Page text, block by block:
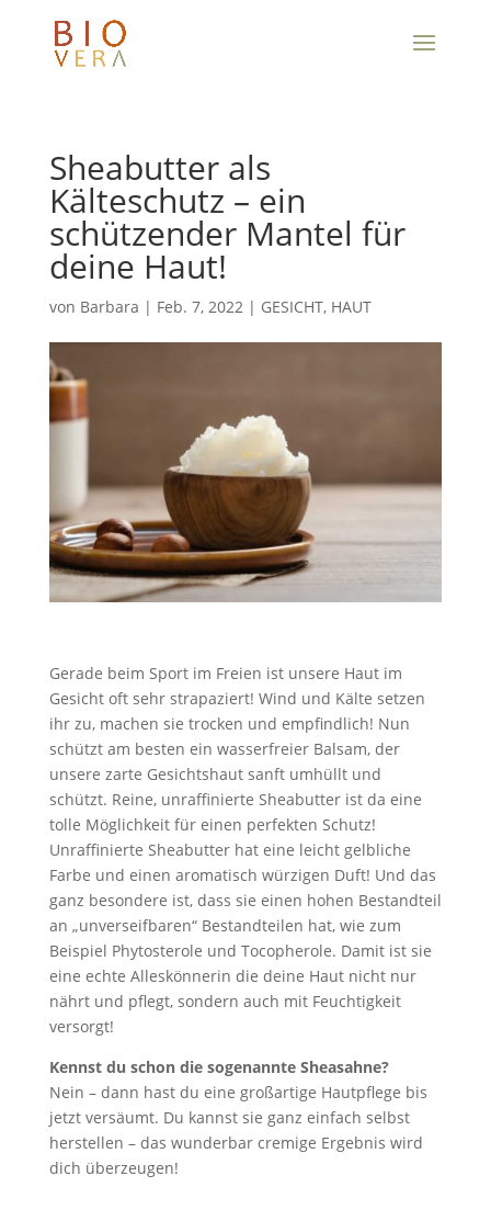
Sheabutter als
Kälteschutz – ein
schützender Mantel für
deine Haut!
von Barbara | Feb. 7, 2022| GESICHT, HAUT
Gerade beim Sport im Freien ist unsere Haut im
Gesicht oft sehr strapaziert! Wind und Kälte setzen
ihr zu, machen sie trocken und empfindlich! Nun
schützt am besten ein wasserfreier Balsam, der
unsere zarte Gesichtshaut sanft umhüllt und
schützt. Reine, unraffinierte Sheabutter ist da eine
tolle Möglichkeit für einen perfekten Schutz!
Unraffinierte Sheabutter hat eine leicht gelbliche
Farbe und einen aromatisch würzigen Duft! Und das
ganz besondere ist, dass sie einen hohen Bestandteil
an „unverseifbaren“ Bestandteilen hat, wie zum
Beispiel Phytosterole und Tocopherole. Damit ist sie
eine echte Alleskönnerin die deine Haut nicht nur
nährt und pflegt, sondern auch mit Feuchtigkeit
versorgt!
Kennst du schon die sogenannte Sheasahne?
Nein – dann hast du eine großartige Hautpflege bis
jetzt versäumt. Du kannst sie ganz einfach selbst
herstellen – das wunderbar cremige Ergebnis wird
dich überzeugen!